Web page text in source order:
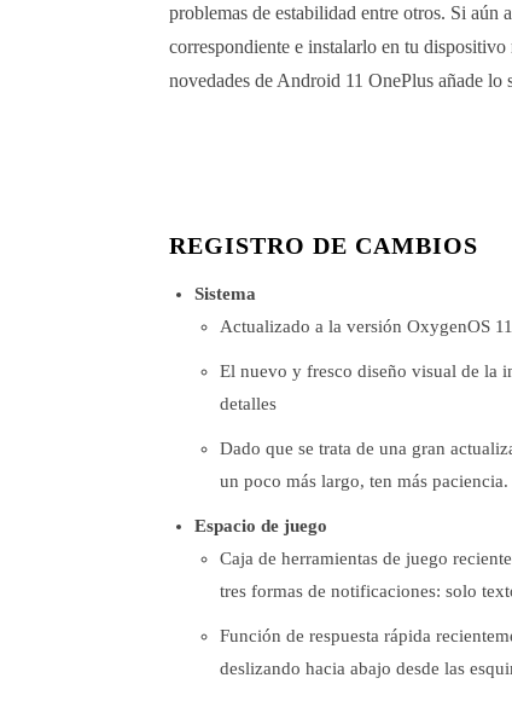
problemas de estabilidad entre otros. Si aún
correspondiente e instalarlo en tu
novedades de Android 11 OnePlus añade lo
REGISTRO DE CAMBIOS
Sistema
Actualizado a la versión OxygenOS 11
El nuevo y fresco diseño visual de la
detalles
Dado que se trata de una gran
un poco más largo, ten más paciencia.
Espacio de juego
Caja de herramientas de juego
tres formas de notificaciones: solo
Función de respuesta rápida
deslizando hacia abajo desde las